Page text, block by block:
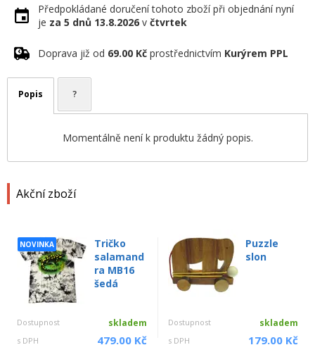
Akční zboží
NOVINKA
Tričko
salamand
ra MB16
šedá
Dostupnost skladem
s DPH 479.00 Kč
Puzzle
slon
Dostupnost skladem
s DPH 179.00 Kč
Předpokládané doručení tohoto zboží při objednání nyní
je za 5 dnů 13.8.2026 v čtvrtek
Doprava již od 69.00 Kč prostřednictvím Kurýrem PPL
Popis ?
Momentálně není k produktu žádný popis.